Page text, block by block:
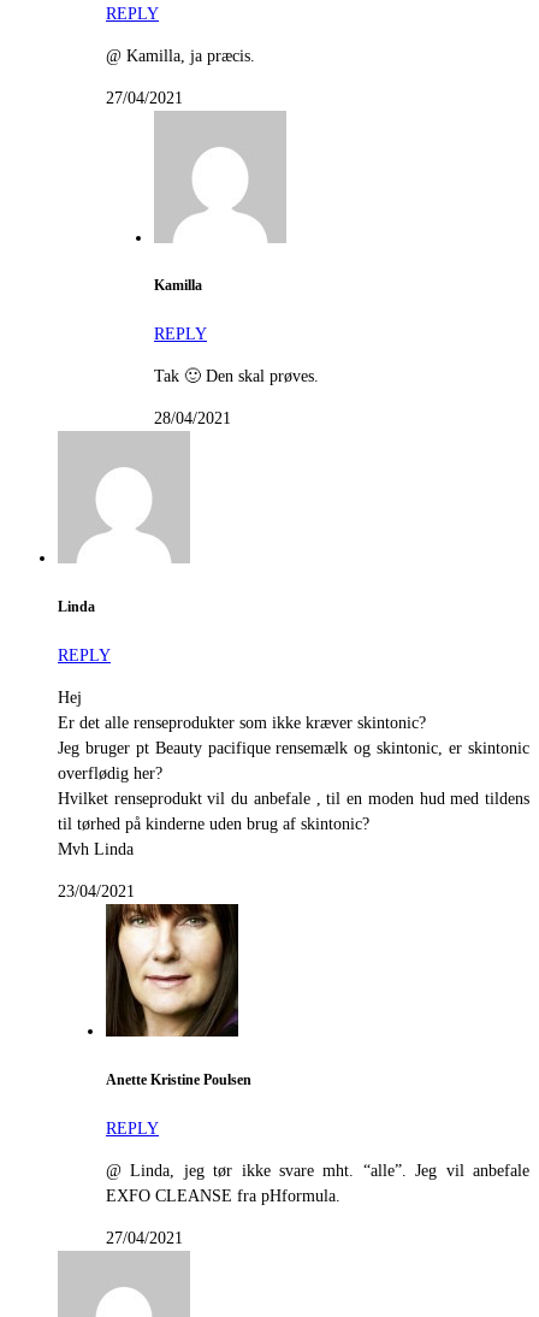
REPLY
@ Kamilla, ja præcis.
27/04/2021
Kamilla
REPLY
Tak 🙂 Den skal prøves.
28/04/2021
Linda
REPLY
Hej
Er det alle renseprodukter som ikke kræver skintonic?
Jeg bruger pt Beauty pacifique rensemælk og skintonic, er skintonic
overflødig her?
Hvilket renseprodukt vil du anbefale , til en moden hud med tildens
til tørhed på kinderne uden brug af skintonic?
Mvh Linda
23/04/2021
Anette Kristine Poulsen
REPLY
@ Linda, jeg tør ikke svare mht. “alle”. Jeg vil anbefale
EXFO CLEANSE fra pHformula.
27/04/2021